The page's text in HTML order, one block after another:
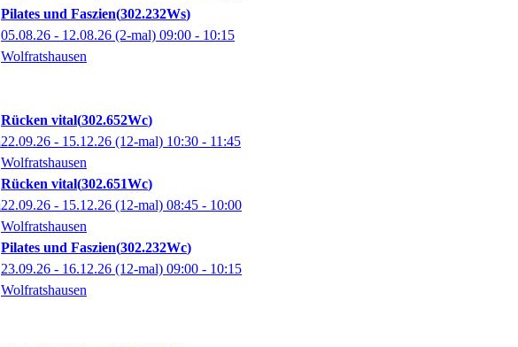
Pilates und Faszien 302.232Ws
05.08.26 - 12.08.26 (2-mal) 09:00 - 10:15
Wolfratshausen
Rücken vital 302.652Wc
22.09.26 - 15.12.26 (12-mal) 10:30 - 11:45
Wolfratshausen
Rücken vital 302.651Wc
22.09.26 - 15.12.26 (12-mal) 08:45 - 10:00
Wolfratshausen
Pilates und Faszien 302.232Wc
23.09.26 - 16.12.26 (12-mal) 09:00 - 10:15
Wolfratshausen